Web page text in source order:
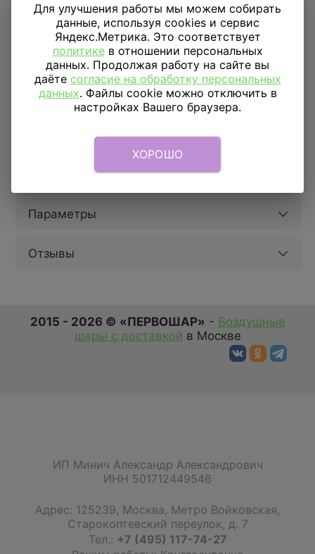
Купить в 1 клик
ДОСТАВКАПО МОСКВЕ
690 руб.+ 50 руб/км.
Скидка подписчикам 5%
Параметры
Отзывы
2015 - 2026 © «ПЕРВОШАР» - Воздушные
шары с доставкой в Москве
ИП Минич Александр Александрович
ИНН 501712449546
Адрес: 125239, Москва, Метро Войковская,
Старокоптевский переулок, д. 7
Тел.: +7 (495) 117-74-27
Для улучшения работы мы можем собирать
данные, используя cookies и сервис
Яндекс.Метрика. Это соответствует
политикев отношении персональных
данных. Продолжая работу на сайте вы
даёте согласие на обработку персональных
данных. Файлы cookie можно отключить в
настройках Вашего браузера.
ХОРОШО